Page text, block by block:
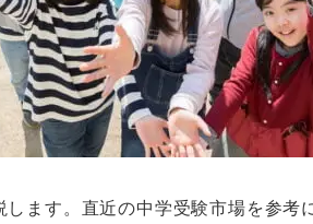
ます。直近の中学受験市場を参考